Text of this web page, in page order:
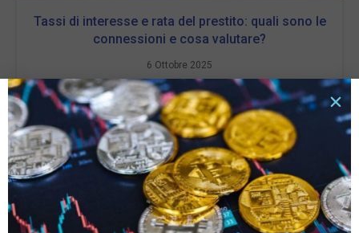
Tassi di interesse e rata del prestito: quali sono le
connessioni e cosa valutare?
6 Ottobre 2025
LEGGI TUTTO »